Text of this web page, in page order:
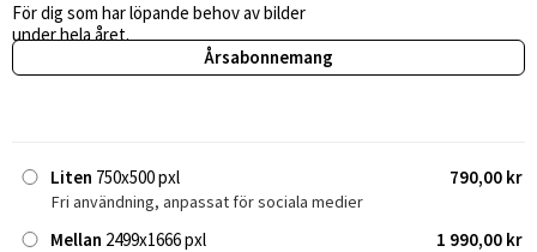
För dig som har löpande behov av bilder
under hela året.
Årsabonnemang
Liten 750x500 pxl 790,00 kr
Fri användning, anpassat för sociala medier
Mellan 2499x1666 pxl 1 990,00 kr